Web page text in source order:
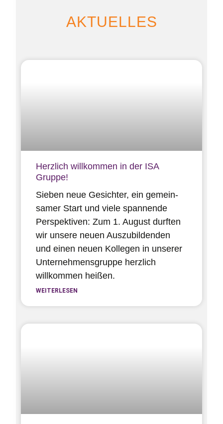
AKTUELLES
Herzlich willkommen in der ISA
Gruppe!
Sieben neue Gesichter, ein gemein­
samer Start und viele spannende
Perspektiven: Zum 1. August durften
wir unsere neuen Auszu­bildenden
und einen neuen Kollegen in unserer
Unternehmens­gruppe herzlich
willkommen heißen.
WEITERLESEN